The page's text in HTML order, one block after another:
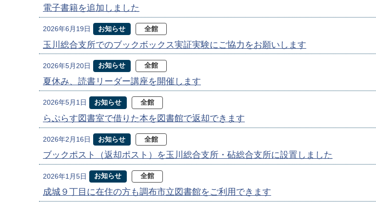
電子書籍を追加しました
2026年6月19日 お知らせ 全館
玉川総合支所でのブックボックス実証実験にご協力をお願いします
2026年5月20日 お知らせ 全館
夏休み、読書リーダー講座を開催します
2026年5月1日 お知らせ 全館
らぷらす図書室で借りた本を図書館で返却できます
2026年2月16日 お知らせ 全館
ブックポスト（返却ポスト）を玉川総合支所・砧総合支所に設置しました
2026年1月5日 お知らせ 全館
成城９丁目に在住の方も調布市立図書館をご利用できます